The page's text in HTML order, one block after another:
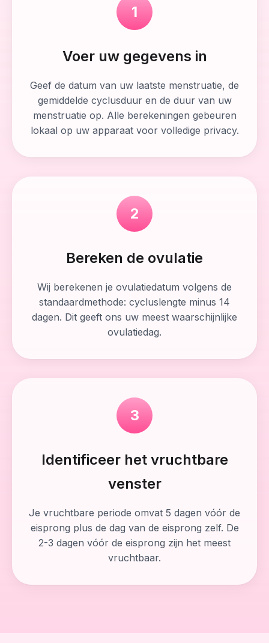
1
Voer uw gegevens in
Geef de datum van uw laatste menstruatie, de
gemiddelde cyclusduur en de duur van uw
menstruatie op. Alle berekeningen gebeuren
lokaal op uw apparaat voor volledige privacy.
2
Bereken de ovulatie
Wij berekenen je ovulatiedatum volgens de
standaardmethode: cycluslengte minus 14
dagen. Dit geeft ons uw meest waarschijnlijke
ovulatiedag.
3
Identificeer het vruchtbare
venster
Je vruchtbare periode omvat 5 dagen vóór de
eisprong plus de dag van de eisprong zelf. De
2-3 dagen vóór de eisprong zijn het meest
vruchtbaar.